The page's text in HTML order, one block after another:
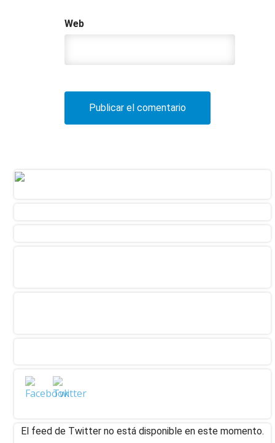
Web
El feed de Twitter no está disponible en este momento.